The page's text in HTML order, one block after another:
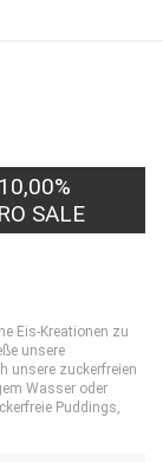
10,00%
SALE
Eis-Kreationen zu
unsere
unsere zuckerfreien
Wasser oder
Puddings,